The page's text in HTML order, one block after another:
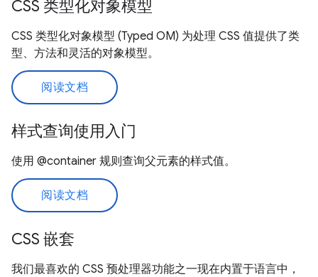
CSS 类型化对象模型
CSS 类型化对象模型 (Typed OM) 为处理 CSS 值提供了类
型、方法和灵活的对象模型。
阅读文档
样式查询使用入门
使用 @container 规则查询父元素的样式值。
阅读文档
CSS 嵌套
我们最喜欢的 CSS 预处理器功能之一现在内置于语言中，